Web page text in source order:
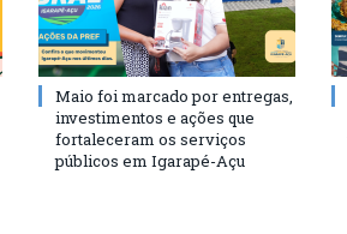
Maio foi marcado por entregas,
investimentos e ações que
fortaleceram os serviços
públicos em Igarapé-Açu